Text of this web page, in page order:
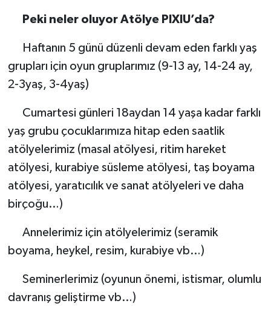
Peki neler oluyor Atölye PIXIU’da?
Haftanın 5 günü düzenli devam eden farklı yaş
grupları için oyun gruplarımız (9-13 ay, 14-24 ay,
2-3yaş, 3-4yaş)
Cumartesi günleri 18aydan 14 yaşa kadar farklı
yaş grubu çocuklarımıza hitap eden saatlik
atölyelerimiz (masal atölyesi, ritim hareket
atölyesi, kurabiye süsleme atölyesi, taş boyama
atölyesi, yaratıcılık ve sanat atölyeleri ve daha
birçoğu…)
Annelerimiz için atölyelerimiz (seramik
boyama, heykel, resim, kurabiye vb…)
Seminerlerimiz (oyunun önemi, istismar, olumlu
davranış geliştirme vb…)